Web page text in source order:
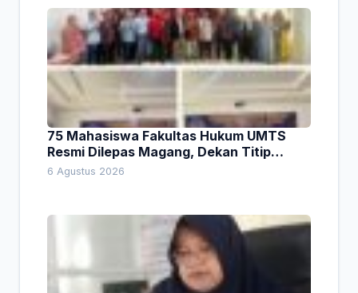
75 Mahasiswa Fakultas Hukum UMTS
Resmi Dilepas Magang, Dekan Titip
Empat Pesan Penting
6 Agustus 2026